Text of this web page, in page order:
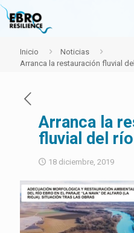
Inicio
Noticias
Arranca la restauración fluvial
Arranca la
fluvial del
18 diciembre, 2019